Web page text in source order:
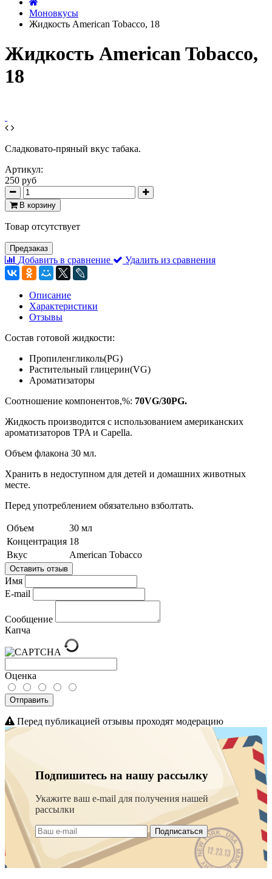
Моновкусы
Жидкость American Tobacco, 18
Жидкость American Tobacco,
18
Сладковато-пряный вкус табака.
Артикул:
250 руб
В корзину
Товар отсутствует
Предзаказ
Добавить в сравнение Удалить из сравнения
Описание
Характеристики
Отзывы
Состав готовой жидкости:
Пропиленгликоль(PG)
Растительный глицерин(VG)
Ароматизаторы
Соотношение компонентов,%: 70VG/30PG.
Жидкость производится с использованием американских
ароматизаторов TPA и Capella.
Объем флакона 30 мл.
Хранить в недоступном для детей и домашних животных
месте.
Перед употреблением обязательно взболтать.
Объем
30 мл
Концентрация 18
Вкус
American Tobacco
Оставить отзыв
Имя
E-mail
Сообщение
Капча
Оценка
Отправить
Перед публикацией отзывы проходят модерацию
Подпишитесь на нашу рассылку
Укажите ваш e-mail для получения нашей
рассылки
Подписаться